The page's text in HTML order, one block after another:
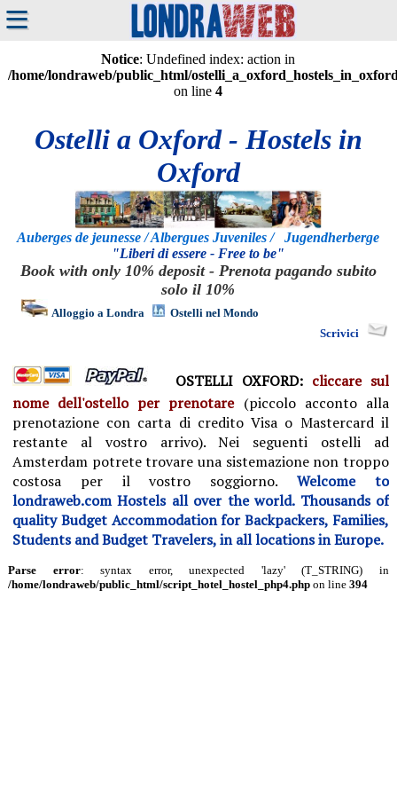
≡
Notice: Undefined index: action in
/home/londraweb/public_html/
on line4
Ostelli a Oxford - Hostels in
Oxford
Auberges de jeunesse / Albergues Juveniles / Jugendherberge
"Liberi di essere - Free to be"
Book with only 10% deposit - Prenota pagando subito
solo il 10%
Alloggio a Londra
Ostelli nel Mondo
Scrivici
OSTELLI OXFORD: cliccare sul
nome dell'ostello per prenotare (piccolo acconto alla
prenotazione con carta di credito Visa o Mastercard il
restante al vostro arrivo).Nei seguenti ostelli ad
Amsterdam potrete trovare una sistemazione non troppo
costosa per il vostro soggiorno.Welcome to
londraweb.com Hostels all over the world. Thousands of
quality Budget Accommodation for Backpackers, Families,
Students and Budget Travelers, in all locations in Europe.
Parse error: syntax error, unexpected 'lazy' (T_STRING) in
/home/londraweb/public_html/script_hotel_hostel_php4.phpon line 394